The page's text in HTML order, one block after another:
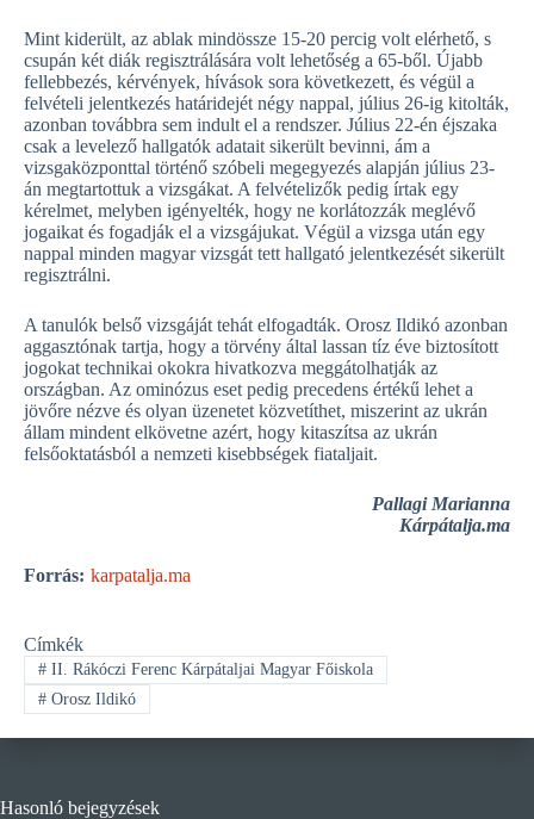
Mint kiderült, az ablak mindössze 15-20 percig volt elérhető, s
csupán két diák regisztrálására volt lehetőség a 65-ből. Újabb
fellebbezés, kérvények, hívások sora következett, és végül a
felvételi jelentkezés határidejét négy nappal, július 26-ig kitolták,
azonban továbbra sem indult el a rendszer. Július 22-én éjszaka
csak a levelező hallgatók adatait sikerült bevinni, ám a
vizsgaközponttal történő szóbeli megegyezés alapján július 23-
án megtartottuk a vizsgákat. A felvételizők pedig írtak egy
kérelmet, melyben igényelték, hogy ne korlátozzák meglévő
jogaikat és fogadják el a vizsgájukat. Végül a vizsga után egy
nappal minden magyar vizsgát tett hallgató jelentkezését sikerült
regisztrálni.
A tanulók belső vizsgáját tehát elfogadták. Orosz Ildikó azonban
aggasztónak tartja, hogy a törvény által lassan tíz éve biztosított
jogokat technikai okokra hivatkozva meggátolhatják az
országban. Az ominózus eset pedig precedens értékű lehet a
jövőre nézve és olyan üzenetet közvetíthet, miszerint az ukrán
állam mindent elkövetne azért, hogy kitaszítsa az ukrán
felsőoktatásból a nemzeti kisebbségek fiataljait.
Pallagi Marianna
Kárpátalja.ma
Forrás: karpatalja.ma
Címkék
#II. Rákóczi Ferenc Kárpátaljai Magyar Főiskola
#Orosz Ildikó
Hasonló bejegyzések